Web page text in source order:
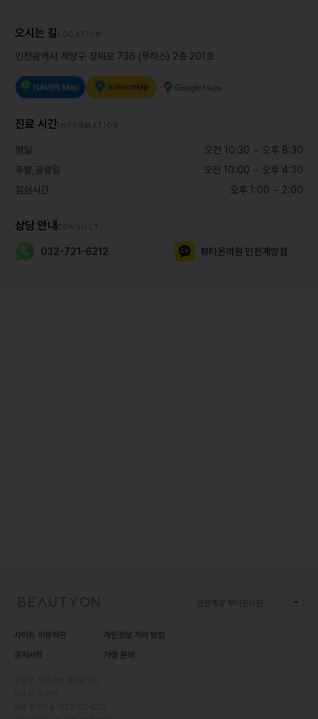
오시는 길 LOCATION
인천광역시 계양구 장제로 736 (루하스) 2층 201호
진료 시간 INFORMATION
평일
오전 10:30 ~ 오후 8:30
주말,공휴일
오전 10:00 ~ 오후 4:30
점심시간
오후 1:00 ~ 2:00
상담 안내 CONSULT
032-721-6212 뷰티온의원 인천계양점
사이트 이용약관
개인정보 처리 방침
공지사항
가맹 문의
인천계양 뷰티온의원